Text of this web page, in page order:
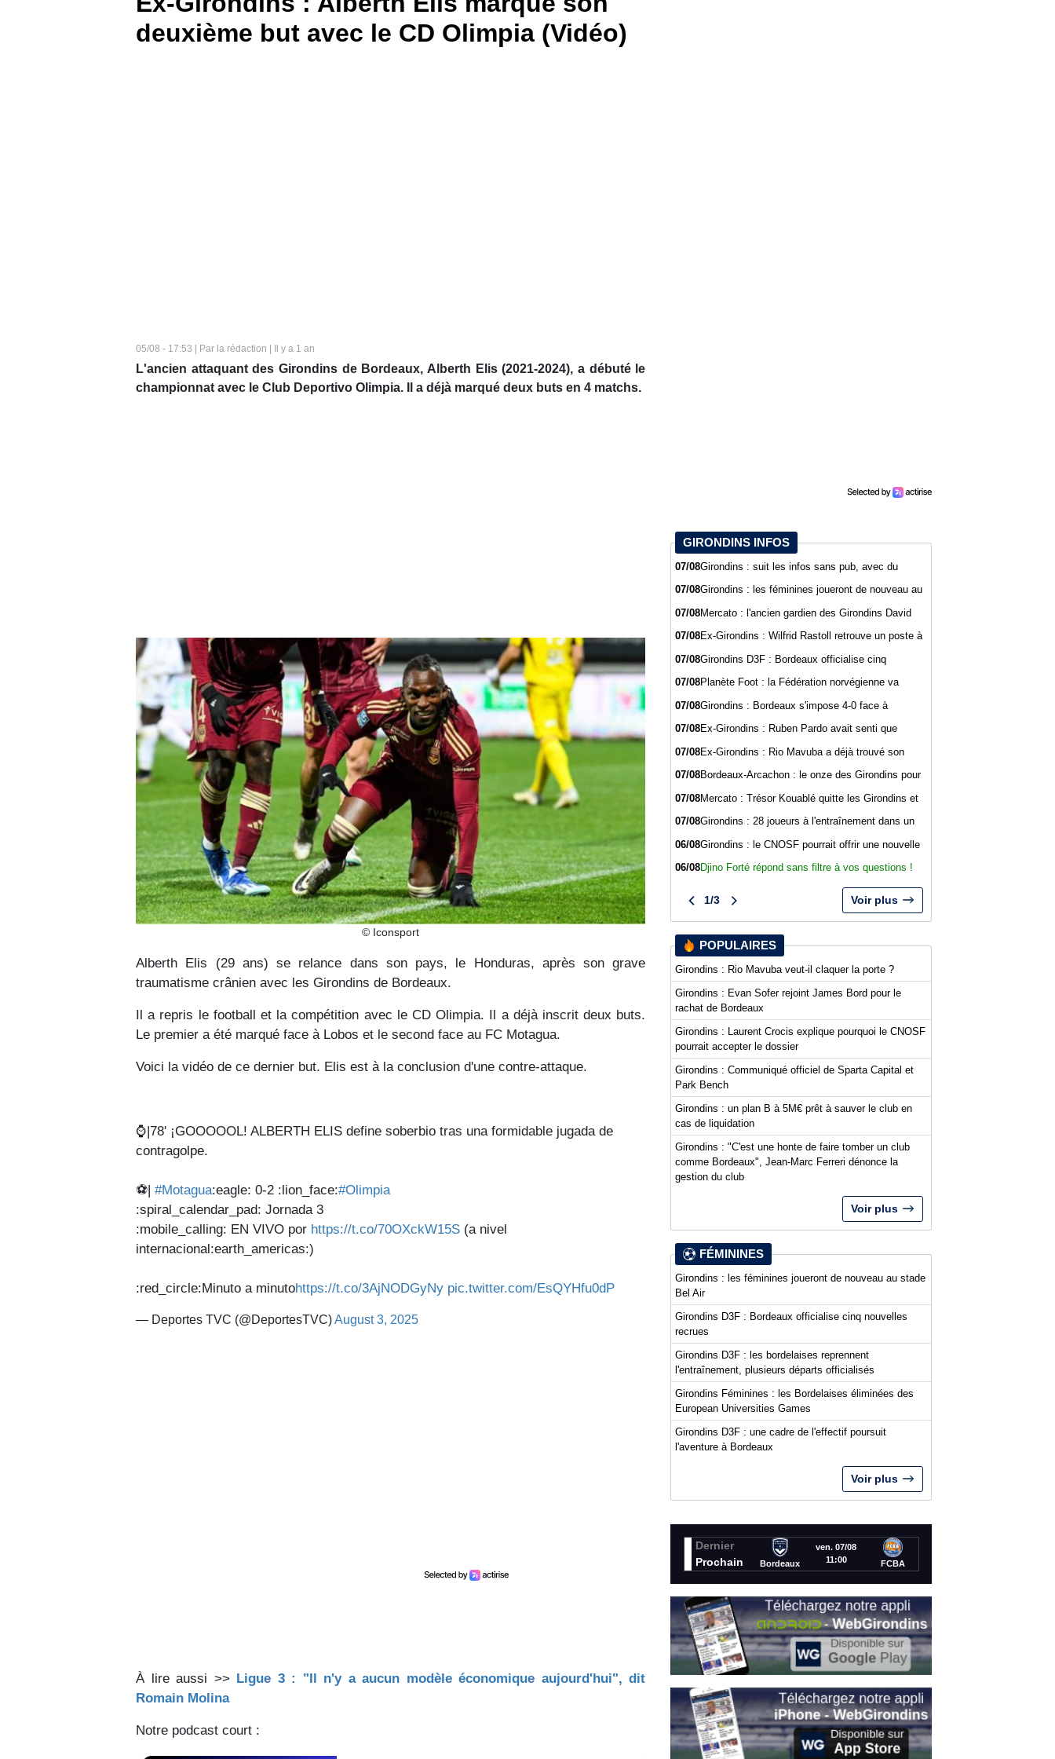
deuxième but avec le CD Olimpia (Vidéo)
05/08 - 17:53 | Par la rédaction | Il y a 1 an
L'ancien attaquant des Girondins de Bordeaux, Alberth Elis (2021-2024), a débuté le
championnat avec le Club Deportivo Olimpia. Il a déjà marqué deux buts en 4 matchs.
© Iconsport
Alberth Elis (29 ans) se relance dans son pays, le Honduras, après son grave
traumatisme crânien avec les Girondins de Bordeaux.
Il a repris le football et la compétition avec le CD Olimpia. Il a déjà inscrit deux buts.
Le premier a été marqué face à Lobos et le second face au FC Motagua.
Voici la vidéo de ce dernier but. Elis est à la conclusion d'une contre-attaque.
⌚|78' ¡GOOOOOL! ALBERTH ELIS define soberbio tras una formidable jugada de
contragolpe.
⚽| #Motagua:eagle: 0-2 :lion_face:#Olimpia
:spiral_calendar_pad:️ Jornada 3
:mobile_calling: EN VIVO por https://t.co/70OXckW15S (a nivel
internacional:earth_americas:)
:red_circle:Minuto a minutohttps://t.co/3AjNODGyNy pic.twitter.com/EsQYHfu0dP
— Deportes TVC (@DeportesTVC)August 3, 2025
À lire aussi >> Ligue 3 : "Il n'y a aucun modèle économique aujourd'hui", dit
Romain Molina
Notre podcast court :
GIRONDINS INFOS
07/08Girondins : suit les infos sans pub, avec du
07/08Girondins : les féminines joueront de nouveau au
07/08Mercato : l'ancien gardien des Girondins David
07/08Ex-Girondins : Wilfrid Rastoll retrouve un poste à
07/08Girondins D3F : Bordeaux officialise cinq
07/08Planète Foot : la Fédération norvégienne va
Gianni Infantino
07/08Girondins : Bordeaux s'impose 4-0 face à
07/08Ex-Girondins : Ruben Pardo avait senti que
07/08Ex-Girondins : Rio Mavuba a déjà trouvé son
07/08Bordeaux-Arcachon : le onze des Girondins pour
07/08Mercato : Trésor Kouablé quitte les Girondins et
07/08Girondins : 28 joueurs à l'entraînement dans un
06/08Girondins : le CNOSF pourrait offrir une nouvelle
06/08Djino Forté répond sans filtre à vos questions !
1/3 Voir plus
POPULAIRES
Girondins : Rio Mavuba veut-il claquer la porte ?
Girondins : Evan Sofer rejoint James Bord pour le
rachat de Bordeaux
Girondins : Laurent Crocis explique pourquoi le CNOSF
pourrait accepter le dossier
Girondins : Communiqué officiel de Sparta Capital et
Park Bench
Girondins : un plan B à 5M€ prêt à sauver le club en
cas de liquidation
Girondins : "C'est une honte de faire tomber un club
comme Bordeaux", Jean-Marc Ferreri dénonce la
gestion du club
Voir plus
FÉMININES
Girondins : les féminines joueront de nouveau au stade
Bel Air
Girondins D3F : Bordeaux officialise cinq nouvelles
recrues
Girondins D3F : les bordelaises reprennent
l'entraînement, plusieurs départs officialisés
Girondins Féminines : les Bordelaises éliminées des
European Universities Games
Girondins D3F : une cadre de l'effectif poursuit
l'aventure à Bordeaux
Voir plus
Dernier
Prochain
Bordeaux
ven. 07/08
11:00
FCBA